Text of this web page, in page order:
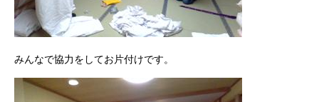
みんなで協力をしてお片付けです。